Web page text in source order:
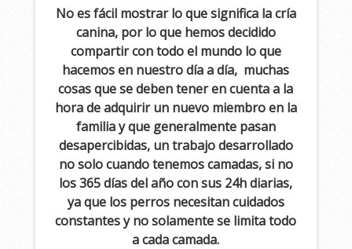
No es fácil mostrar lo que significa la cría
canina, por lo que hemos decidido
compartir con todo el mundo lo que
hacemos en nuestro día a día, muchas
cosas que se deben tener en cuenta a la
hora de adquirir un nuevo miembro en la
familia y que generalmente pasan
desapercibidas, un trabajo desarrollado
no solo cuando tenemos camadas, si no
los 365 días del año con sus 24h diarias,
ya que los perros necesitan cuidados
constantes y no solamente se limita todo
a cada camada.